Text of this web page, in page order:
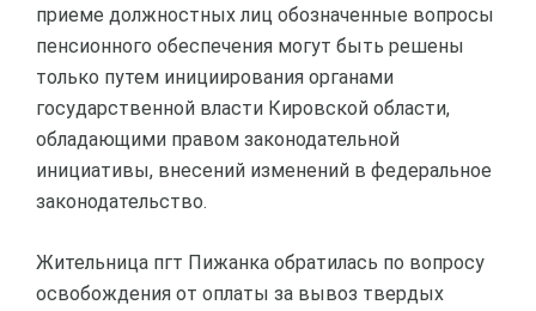
приеме должностных лиц обозначенные вопросы
пенсионного обеспечения могут быть решены
только путем инициирования органами
государственной власти Кировской области,
обладающими правом законодательной
инициативы, внесений изменений в федеральное
законодательство.
Жительница пгт Пижанка обратилась по вопросу
освобождения от оплаты за вывоз твердых